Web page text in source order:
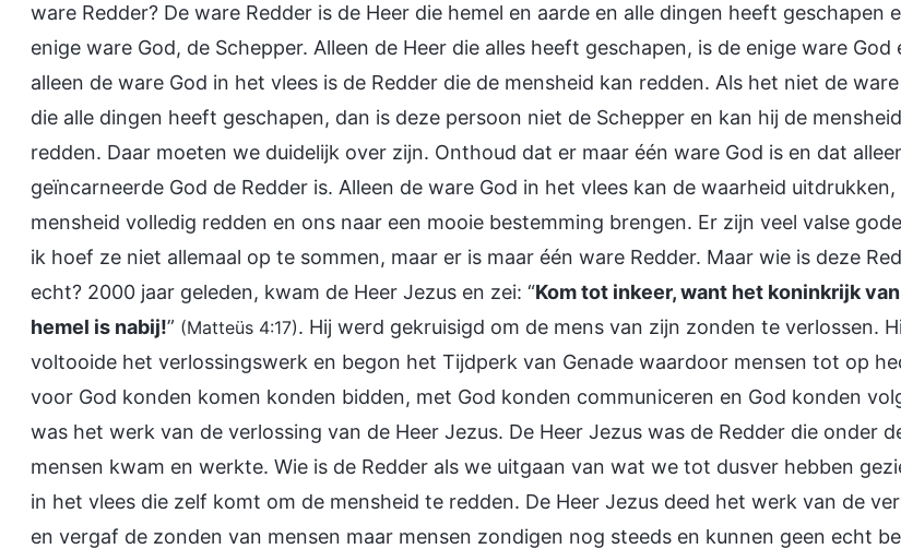
ware Redder? De ware Redder is de Heer die hemel en aarde en alle dingen heeft geschapen
enige ware God, de Schepper. Alleen de Heer die alles heeft geschapen, is de enige ware God
alleen de ware God in het vlees is de Redder die de mensheid kan redden. Als het niet de
die alle dingen heeft geschapen, dan is deze persoon niet de Schepper en kan hij de
redden. Daar moeten we duidelijk over zijn. Onthoud dat er maar één ware God is en dat
geïncarneerde God de Redder is. Alleen de ware God in het vlees kan de waarheid uitdrukken,
mensheid volledig redden en ons naar een mooie bestemming brengen. Er zijn veel valse
ik hoef ze niet allemaal op te sommen, maar er is maar één ware Redder. Maar wie is deze
echt? 2000 jaar geleden, kwam de Heer Jezus en zei: “Kom tot inkeer, want het koninkrijk
hemel is nabij!” (Matteüs 4:17). Hij werd gekruisigd om de mens van zijn zonden te verlossen.
voltooide het verlossingswerk en begon het Tijdperk van Genade waardoor mensen tot op
voor God konden komen konden bidden, met God konden communiceren en God konden
was het werk van de verlossing van de Heer Jezus. De Heer Jezus was de Redder die onder
mensen kwam en werkte. Wie is de Redder als we uitgaan van wat we tot dusver hebben
in het vlees die zelf komt om de mensheid te redden. De Heer Jezus deed het werk van de
en vergaf de zonden van mensen maar mensen zondigen nog steeds en kunnen geen echt